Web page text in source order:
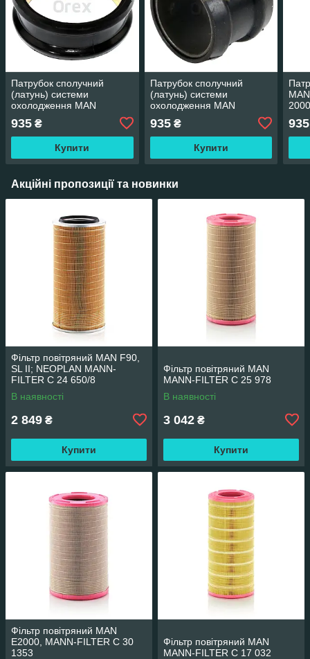
Патрубок сполучний
(латунь) системи
охолодження MAN
935 ₴
Купити
Патрубок сполучний
(латунь) системи
охолодження MAN
E/F2000, TGA/TGS/TGX
935₴
Купити
935
Акційні пропозиції та новинки
Фільтр повітряний MAN F90,
SL II; NEOPLAN MANN-
FILTER C 24 650/8
В наявності
2 849 ₴
Купити
Фільтр повітряний MAN
MANN-FILTER C 25 978
В наявності
3 042 ₴
Купити
Фільтр повітряний MAN
E2000, MANN-FILTER C 30
1353
Фільтр повітряний MAN
MANN-FILTER C 17 032